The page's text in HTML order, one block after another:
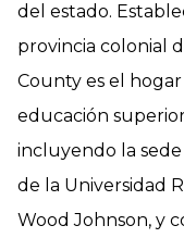
del estado.
provincia colonial
County es el
educación
incluyendo la
de la Universidad
Wood Johnson, y